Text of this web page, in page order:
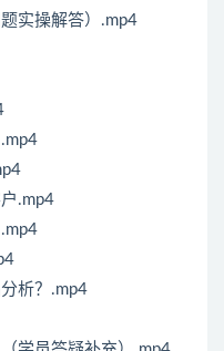
实操解答）.mp4
.mp4
析？.mp4